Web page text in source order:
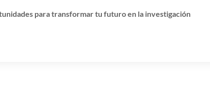
para transformar tu futuro en la investigación